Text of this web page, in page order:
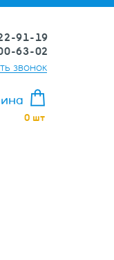
91-19
63-02
звонок
0 шт